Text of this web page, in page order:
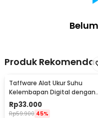
Produk
Taffware Alat Ukur Suhu
Kelembapan Digital dengan
Jam Alarm Kalender - HTC-2
Rp33.000
Rp59.900 45%